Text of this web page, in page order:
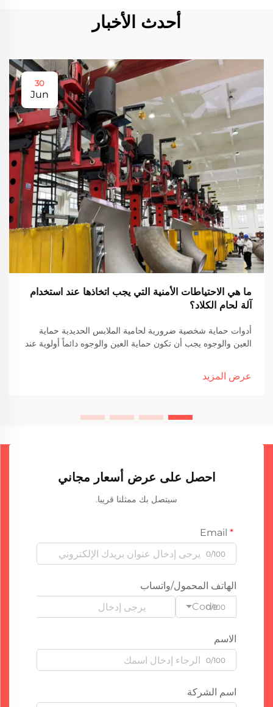
أحدث الأخبار
30
Jun
ما هي الاحتياطات الأمنية التي يجب اتخاذها عند استخدام
آلة لحام الكلاد؟
أدوات حماية شخصية ضرورية لحامية الملابس الحديدية حماية
العين والوجوه يجب أن تكون حماية العين والوجوه دائماً أولوية عند
فوق البنفسجية يمكن أن تسبب بعض الضرر. النظارات أو الواقيات
ليست فقط توصية
عرض المزيد
احصل على عرض أسعار مجاني
سيتصل بك ممثلنا قريبا.
0/100
الهاتف المحمول/واتساب
Code
0/100
الاسم
0/100
اسم الشركة